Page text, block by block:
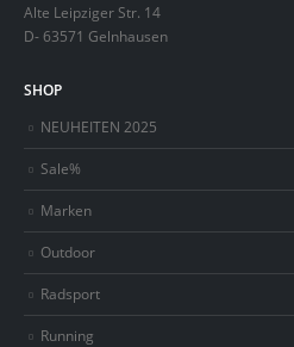
Alte Leipziger Str. 14
D- 63571 Gelnhausen
SHOP
NEUHEITEN 2025
Sale%
Marken
Outdoor
Radsport
Running